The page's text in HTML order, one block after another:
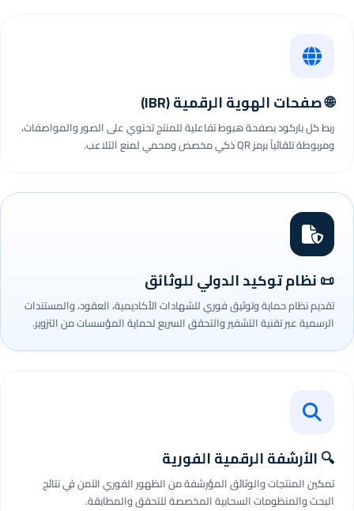
🌐 صفحات الهوية الرقمية (IBR)
ربط كل باركود بصفحة هبوط تفاعلية للمنتج تحتوي على الصور والمواصفات،
ومربوطة تلقائياً برمز QR ذكي مخصص ومحمي لمنع التلاعب.
📜 نظام توكيد الدولي للوثائق
تقديم نظام حماية وتوثيق فوري للشهادات الأكاديمية، العقود، والمستندات
الرسمية عبر تقنية التشفير والتحقق السريع لحماية المؤسسات من التزوير.
🔍 الأرشفة الرقمية الفورية
تمكين المنتجات والوثائق المؤرشفة من الظهور الفوري الآمن في نتائج
البحث والمنظومات السحابية المخصصة للتحقق والمطابقة.